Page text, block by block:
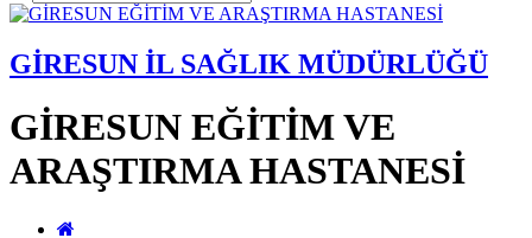
GİRESUN İL SAĞLIK MÜDÜRLÜĞÜ
GİRESUN EĞİTİM VE
ARAŞTIRMA HASTANESİ